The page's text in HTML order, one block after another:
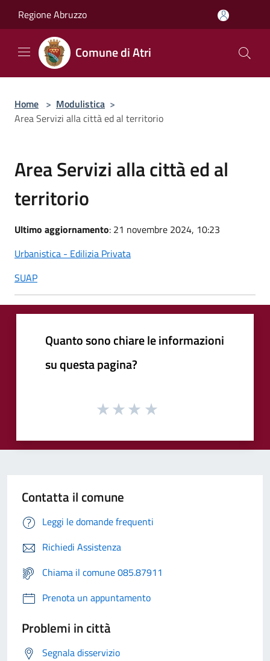
Regione Abruzzo
Comune di Atri
Home > Modulistica >
Area Servizi alla città ed al territorio
Area Servizi alla città ed al
territorio
Ultimo aggiornamento: 21 novembre 2024, 10:23
Urbanistica - Edilizia Privata
SUAP
Quanto sono chiare le informazioni
su questa pagina?
Contatta il comune
Leggi le domande frequenti
Richiedi Assistenza
Chiama il comune 085.87911
Prenota un appuntamento
Problemi in città
Segnala disservizio